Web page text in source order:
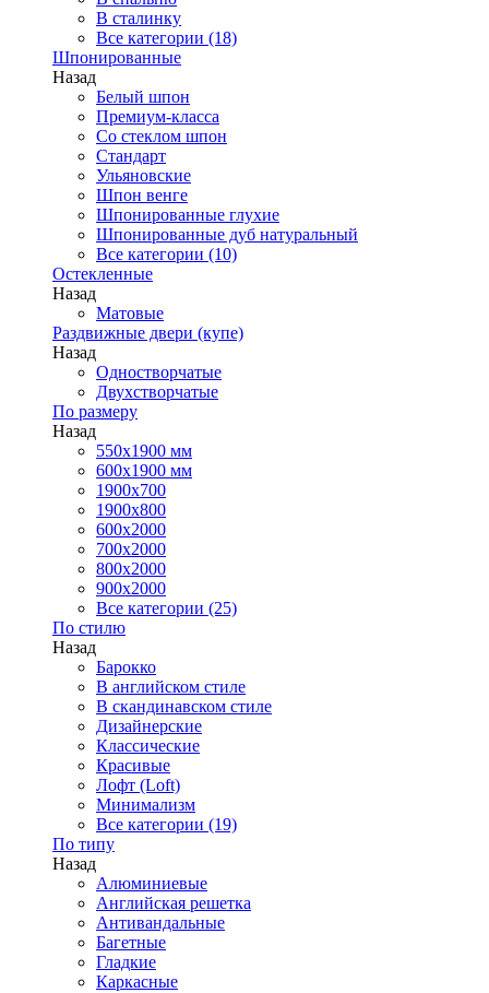
В сталинку
Все категории (18)
Шпонированные
Назад
Белый шпон
Премиум-класса
Со стеклом шпон
Стандарт
Ульяновские
Шпон венге
Шпонированные глухие
Шпонированные дуб натуральный
Все категории (10)
Остекленные
Назад
Матовые
Раздвижные двери (купе)
Назад
Одностворчатые
Двухстворчатые
По размеру
Назад
550x1900 мм
600x1900 мм
1900х700
1900х800
600x2000
700x2000
800x2000
900x2000
Все категории (25)
По стилю
Назад
Барокко
В английском стиле
В скандинавском стиле
Дизайнерские
Классические
Красивые
Лофт (Loft)
Минимализм
Все категории (19)
По типу
Назад
Алюминиевые
Английская решетка
Антивандальные
Багетные
Гладкие
Каркасные